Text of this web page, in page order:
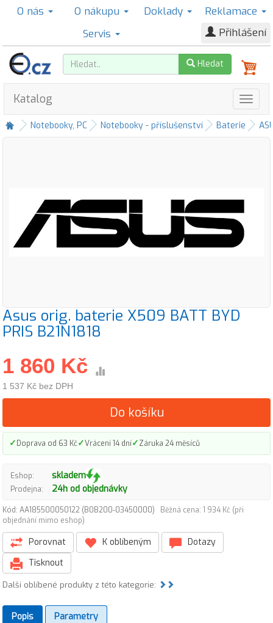
O nás O nákupu Doklady
Reklamace
Servis
Přihlášení
Hledat
Katalog
Notebooky, PC Notebooky - příslušenství Baterie
Asus orig. baterie X509 BATT BYD
PRIS B21N1818
1 860 Kč
1 537 Kč bez DPH
Do košíku
✓Doprava od 63 Kč✓Vrácení 14 dní✓Záruka 24 měsíců
Eshop: skladem
Prodejna: 24h od objednávky
Kód: AA185500050122 (B0B200-03450000)
Běžná cena: 1 934 Kč (při
objednání mimo eshop)
Porovnat K oblíbeným
Dotazy
Tisknout
Další oblíbené produkty z této kategorie:
Popis Parametry